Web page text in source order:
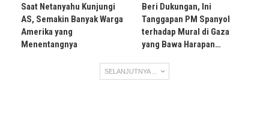
Saat Netanyahu Kunjungi
AS, Semakin Banyak Warga
Amerika yang
Menentangnya
Beri Dukungan, Ini
Tanggapan PM Spanyol
terhadap Mural di Gaza
yang Bawa Harapan…
SELANJUTNYA ...